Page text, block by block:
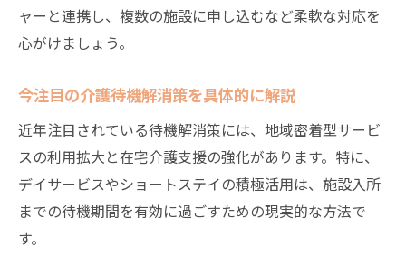
ャーと連携し、複数の施設に申し込むなど柔軟な対応を
心がけましょう。
今注目の介護待機解消策を具体的に解説
近年注目されている待機解消策には、地域密着型サービ
スの利用拡大と在宅介護支援の強化があります。特に、
デイサービスやショートステイの積極活用は、施設入所
までの待機期間を有効に過ごすための現実的な方法で
す。